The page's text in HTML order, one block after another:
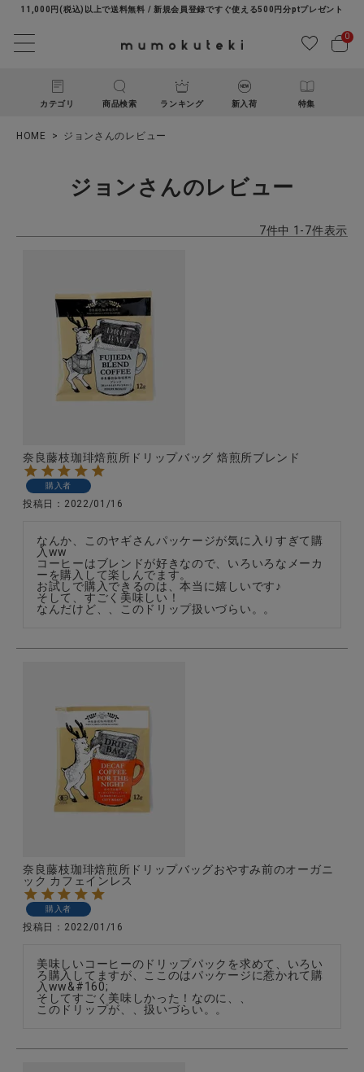
11,000円(税込)以上で送料無料 / 新規会員登録ですぐ使える500円分ptプレゼント
0
カテゴリ 商品検索 ランキング 新入荷 特集
ログイン
ナチュラル服
生活雑貨
食品
全ての商品
CONTENTS
お問い合わせ
ショップリスト
HOME ジョンさんのレビュー
ジョンさんのレビュー
7件中 1 -7件表示
奈良藤枝珈琲焙煎所ドリップバッグ 焙煎所ブレンド
購入者
投稿日 2022/01/16
なんか、このヤギさんパッケージが気に入りすぎて購
入ww
コーヒーはブレンドが好きなので、いろいろなメーカ
ーを購入して楽しんでます。
お試しで購入できるのは、本当に嬉しいです♪
そして、すごく美味しい！
なんだけど、、このドリップ扱いづらい。。
奈良藤枝珈琲焙煎所ドリップバッグおやすみ前のオーガニ
ック カフェインレス
購入者
投稿日 2022/01/16
美味しいコーヒーのドリップパックを求めて、いろい
ろ購入してますが、ここのはパッケージに惹かれて購
入ww&#160;
そしてすごく美味しかった！なのに、、
このドリップが、、扱いづらい。。